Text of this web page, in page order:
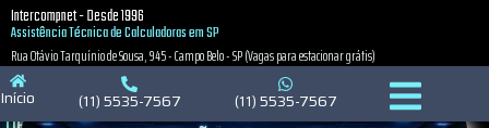
Política de Privacidade
Intercompnet - Desde 1996
Assistência Técnica de Calculadoras em SP
Rua Otávio Tarquínio de Sousa, 945 - Campo Belo - SP (Vagas para estacionar grátis)
Início (11) 5535-7567 (11) 5535-7567